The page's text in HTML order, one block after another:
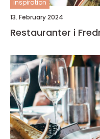
inspiration
13. February 2024
Restauranter i